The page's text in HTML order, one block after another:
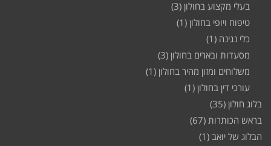
בעלי מקצוע בחולון (3)
טיפוח ויופי בחולון (1)
כלי נגינה (1)
מסעדות ובארים בחולון (3)
משלוחים ומזון מהיר בחולון (1)
עורכי דין בחולון (1)
בלוג חולון (35)
בראש הכותרות (67)
הבלוג של יואב (1)